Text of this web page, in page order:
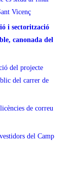
Vicenç
i sectorització
canonada del
del projecte
del carrer de
de correu
del Camp